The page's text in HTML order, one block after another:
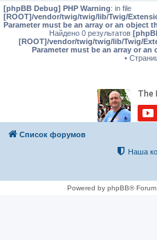
[phpBB Debug] PHP Warning: in file
[ROOT]/vendor/twig/twig/lib/Twig/
Parameter must be an array or an object
Найдено 0 результатов
[ROOT]/vendor/twig/twig/lib/Twig/
Parameter must be an array or
•
Список форумов
Наша
Powered by phpBB®